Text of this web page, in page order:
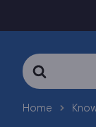
Search
For
Home